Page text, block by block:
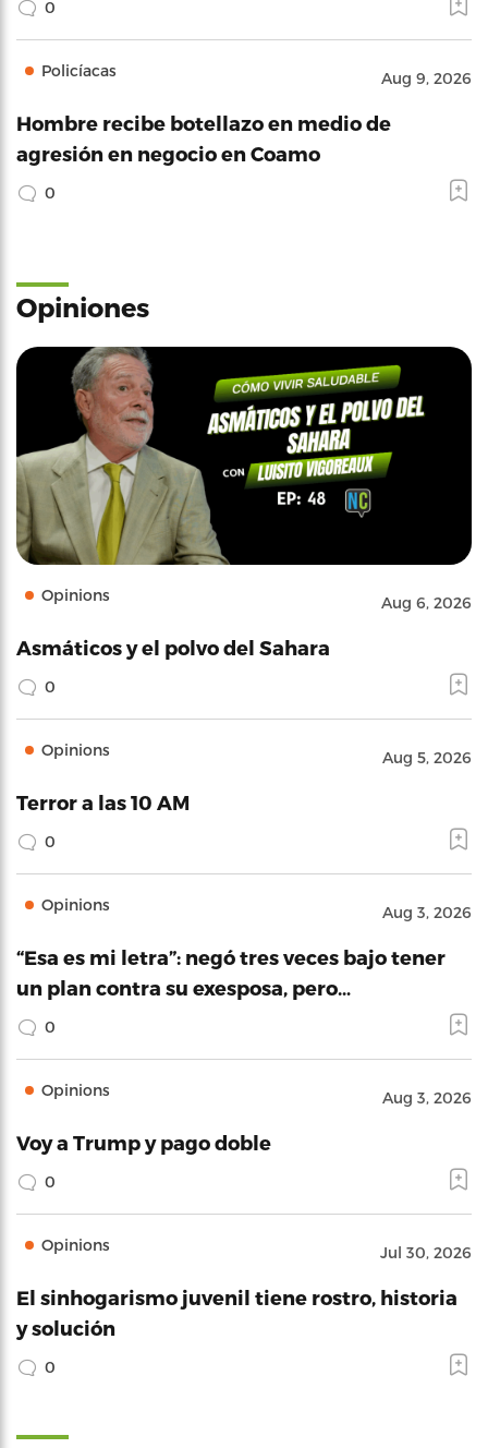
0
Policíacas Aug 9, 2026
Hombre recibe botellazo en medio de
agresión en negocio en Coamo
0
Opiniones
Opinions Aug 6, 2026
Asmáticos y el polvo del Sahara
0
Opinions Aug 5, 2026
Terror a las 10 AM
0
Opinions Aug 3, 2026
“Esa es mi letra”: negó tres veces bajo tener
un plan contra su exesposa, pero…
0
Opinions Aug 3, 2026
Voy a Trump y pago doble
0
Opinions Jul 30, 2026
El sinhogarismo juvenil tiene rostro, historia
y solución
0